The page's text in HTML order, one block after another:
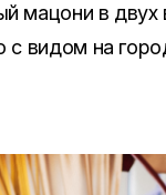
мацони в двух
с видом на